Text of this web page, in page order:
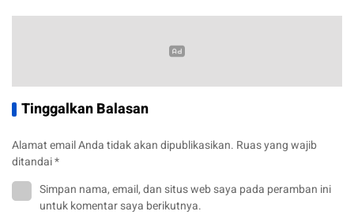
Tinggalkan Balasan
Alamat email Anda tidak akan dipublikasikan. Ruas yang wajib
ditandai*
Simpan nama, email, dan situs web saya pada peramban ini
untuk komentar saya berikutnya.